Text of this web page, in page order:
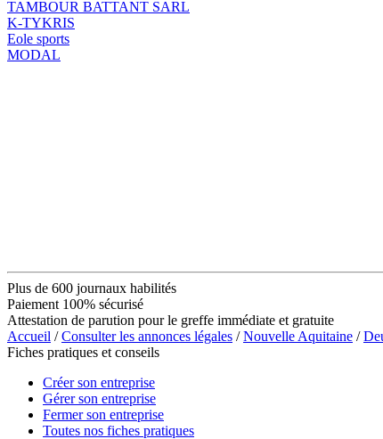
TAMBOUR BATTANT SARL
K-TYKRIS
Eole sports
MODAL
Plus de 600 journaux habilités
Paiement 100% sécurisé
Attestation de parution pour le greffe immédiate et gratuite
Accueil /Consulter les annonces légales /Nouvelle Aquitaine /
Fiches pratiques et conseils
Créer son entreprise
Gérer son entreprise
Fermer son entreprise
Toutes nos fiches pratiques